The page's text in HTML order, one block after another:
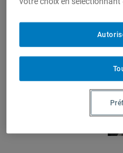
idées, à ceux qui
richesse. Comment